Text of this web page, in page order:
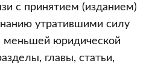
с принятием (изданием)
утратившими силу
меньшей юридической
главы, статьи,